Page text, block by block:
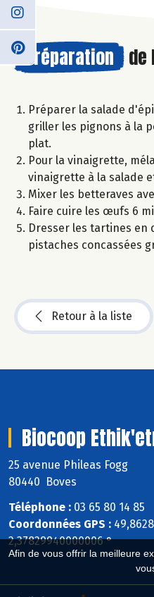
Afin de vous offrir la meilleure
Préparation de
Préparer la salade
griller les pignons à la
plat.
Pour la vinaigrette,
vinaigrette à la salade
Mixer les betteraves
Faire cuire les œufs 6
Dresser les tartines en
pistaches concassées
Retour à la liste
Biocoop
25 avenue Phileas Fogg
80440 Boves
Téléphone : 03 65 80 14 85
Coordonnées GPS :
2,37829940000006 °